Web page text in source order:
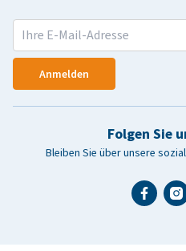
Anmelden
Folgen Sie
Bleiben Sie über unsere